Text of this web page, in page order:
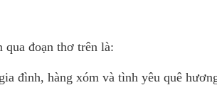
đoạn thơ trên là:
đình, hàng xóm và tình yêu quê